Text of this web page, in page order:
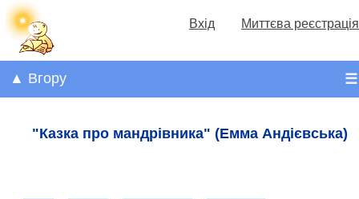
Вхід Миттєва реєстрація
☰
▲ Вгору
"Казка про мандрівника" (Емма Андієвська)